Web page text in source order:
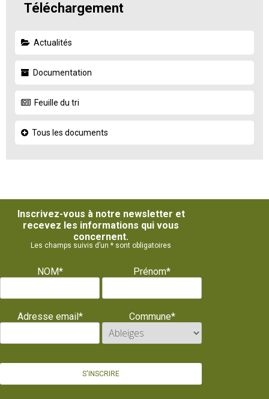
Téléchargement
Actualités
Documentation
Feuille du tri
Tous les documents
Inscrivez-vous à notre newsletter et
recevez les informations qui vous
concernent.
Les champs suivis d’un * sont obligatoires
NOM* Prénom*
Adresse email* Commune*